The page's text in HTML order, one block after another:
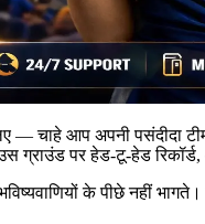
— चाहे आप अपनी पसंदीदा
ग्राउंड पर हेड-टू-हेड
के पीछे नहीं